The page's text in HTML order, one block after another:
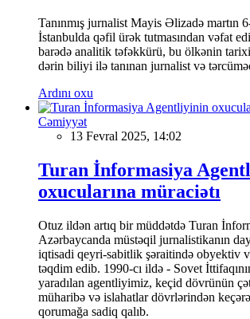
Tanınmış jurnalist Mayis Əlizadə martın
İstanbulda qəfil ürək tutmasından vəfat
barədə analitik təfəkkürü, bu ölkənin
dərin biliyi ilə tanınan jurnalist və
Ardını oxu
Cəmiyyət
13 Fevral 2025, 14:02
Turan İnformasiya
oxucularına müraciətı
Otuz ildən artıq bir müddətdə Turan
Azərbaycanda müstəqil jurnalistikanın
iqtisadi qeyri-sabitlik şəraitində obyektiv
təqdim edib. 1990-cı ildə - Sovet
yaradılan agentliyimiz, keçid dövrünün
müharibə və islahatlar dövrlərindən
qorumağa sadiq qalıb.